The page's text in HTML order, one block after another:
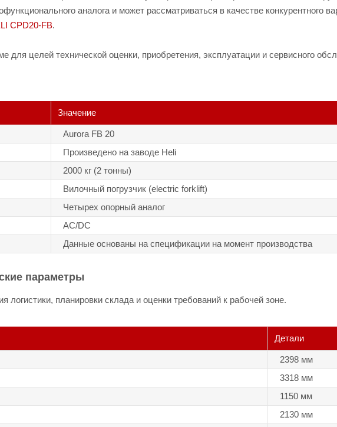
аналога и может рассматриваться в качестве конкурентного
CPD20-FB.
целей технической оценки, приобретения, эксплуатации и сервисного
Значение
Aurora FB 20
Произведено на заводе Heli
2000 кг (2 тонны)
Вилочный погрузчик (electric forklift)
Четырех опорный аналог
АС/DC
Данные основаны на спецификации на момент производства
параметры
планировки склада и оценки требований к рабочей зоне.
Детали
2398 мм
3318 мм
1150 мм
2130 мм